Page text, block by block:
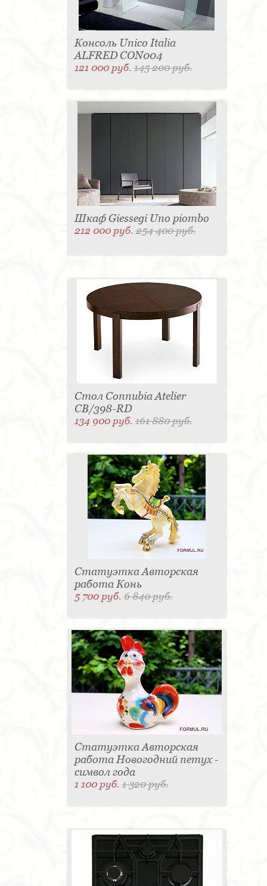
Консоль Unico Italia
ALFRED CON004
121 000 руб.145 200 руб.
Шкаф Giessegi Uno piombo
212 000 руб.254 400 руб.
Стол Connubia Atelier
CB/398-RD
134 900 руб.161 880 руб.
Статуэтка Авторская
работа Конь
5 700 руб.6 840 руб.
Статуэтка Авторская
работа Новогодний петух -
символ года
1 100 руб.1 320 руб.